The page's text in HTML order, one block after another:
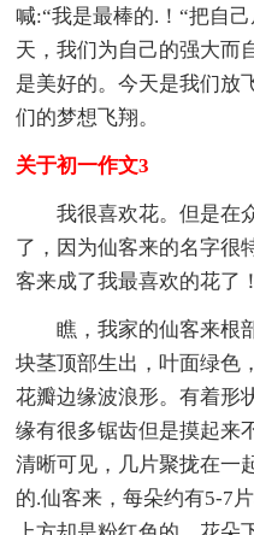
喊:“我是最棒的.！“把自
天，我们为自己的强大而
是美好的。今天是我们放
们的梦想飞翔。
关于初一作文3
我很喜欢花。但是在
了，因为仙客来的名字很
客来成了我最喜欢的花了！
瞧，我家的仙客来根部
块茎顶部生出，叶面绿色
花瓣边缘波浪形。有着形
缘有很多锯齿但是摸起来
清晰可见，几片聚拢在一
的.仙客来，每朵约有5-7